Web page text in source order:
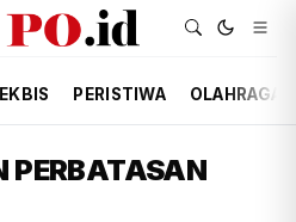
EKBIS PERISTIWA OLAHRAGA
PERBATASAN